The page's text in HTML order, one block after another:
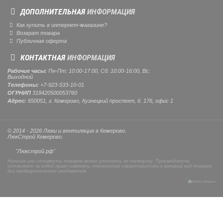
ДОПОЛНИТЕЛЬНАЯИНФОРМАЦИЯ
Как купить в интернет-магазине?
Возврат товара
Публичная оферта
КОНТАКТНАЯИНФОРМАЦИЯ
Рабочие часы: Пн-Пт: 10:00-17:00, Сб: 10:00-16:00, Вс:
Выходной
Телефоны: +7-923-533-10-01
ОГРНИП 318420500053760
Адрес: 650051, г. Кемерово, Кузнецкий проспект, д. 176, офис 1
© 2014 - 2026 Люки и вентиляция в Кемерово.
ЛюкСтрой Кемерово.
"Люкстрой.рф"
Наличие или стоимость товаров можно уточнить по телефону. Производители
оставляют за собой право изменять технические характеристики и внешний вид товаров
без предварительного уведомления.